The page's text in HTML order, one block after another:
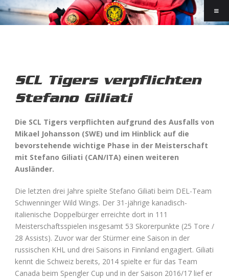
SCL Tigers verpflichten
Stefano Giliati
Die SCL Tigers verpflichten aufgrund des Ausfalls von
Mikael Johansson (SWE) und im Hinblick auf die
bevorstehende wichtige Phase in der Meisterschaft
mit Stefano Giliati (CAN/ITA) einen weiteren
Ausländer.
Die letzten drei Jahre spielte Stefano Giliati beim DEL-Team
Schwenninger Wild Wings. Der 31-jährige kanadisch-
italienische Doppelbürger erreichte dort in 111
Meisterschaftsspielen insgesamt 53 Skorerpunkte (25 Tore /
28 Assists). Zuvor war der Stürmer eine Saison in der
russischen KHL und drei Saisons in Finnland engagiert. Giliati
kennt die Schweiz bereits, 2014 spielte er für das Team
Canada beim Spengler Cup und in der Saison 2016/17 lief er